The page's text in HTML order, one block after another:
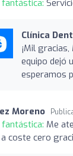
fantástica:
Clínica
¡Mil
equipo dejó
esperamos
Moreno
fantástica: Me
coste cero